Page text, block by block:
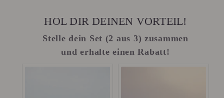
HOL DIR DEINEN VORTEIL!
Stelle dein Set (2 aus 3) zusammen
und erhalte einen Rabatt!